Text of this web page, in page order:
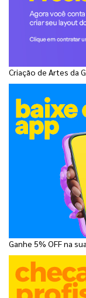
Criação de Artes da
Ganhe 5% OFF na